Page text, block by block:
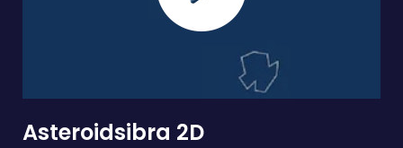
Asteroidsibra 2D